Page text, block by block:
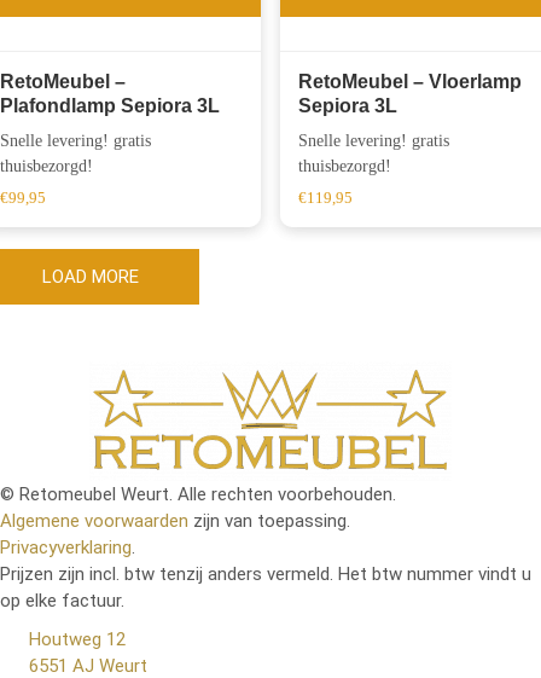
RetoMeubel –
Plafondlamp Sepiora 3L
Snelle levering! gratis
thuisbezorgd!
€99,95
RetoMeubel – Vloerlamp
Sepiora 3L
Snelle levering! gratis
thuisbezorgd!
€119,95
LOAD MORE
© Retomeubel Weurt. Alle rechten voorbehouden.
Algemene voorwaarden zijn van toepassing.
Privacyverklaring.
Prijzen zijn incl. btw tenzij anders vermeld. Het btw nummer vindt u
op elke factuur.
Houtweg 12
6551 AJ Weurt